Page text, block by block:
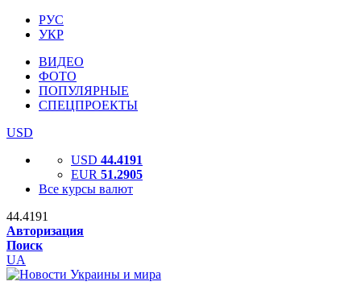
РУС
УКР
ВИДЕО
ФОТО
ПОПУЛЯРНЫЕ
СПЕЦПРОЕКТЫ
USD
USD 44.4191
EUR 51.2905
Все курсы валют
44.4191
Авторизация
Поиск
UA